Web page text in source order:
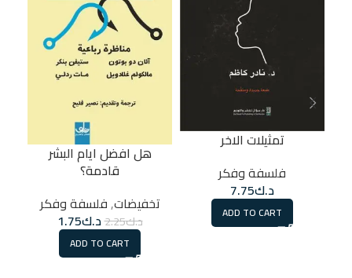
تمثيلات الاخر
فلسفة وفكر
د.ك7.75
ADD TO CART
هل افضل ايام البشر
قادمة؟
تخفيضات,فلسفة وفكر
د.ك2.25د.ك1.75
ADD TO CART